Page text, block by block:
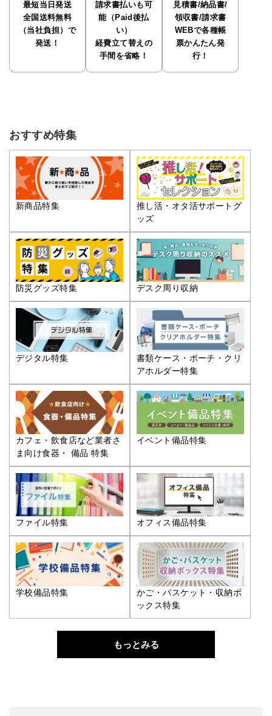
最短当日発送
全国送料無料
（当社負担）で
発送！
請求書払いも可
能（Paid後払
い）
経費立て替えの
手間を省略！
見積書/納品書/
領収書/請求書
WEBで各種帳
票かんたん発
行！
おすすめ特集
新商品特集
推し活・オタ活サポートグ
ッズ
防災グッズ特集 デスク周り収納
デジタル特集
書類ケース・ポーチ・クリ
アホルダー特集
カフェ・飲食店など業者さ
ま向け食器・ 備品 特集
イベント備品特集
ファイル特集 オフィス備品特集
学校備品特集
かご・バスケット・収納ボ
ックス特集
もっとみる